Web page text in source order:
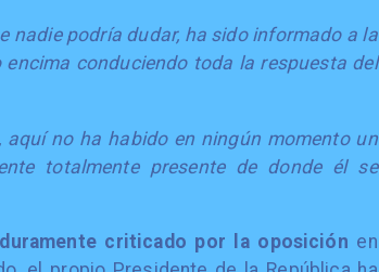
nadie podría dudar, ha sido informado a la
conduciendo toda la respuesta del
aquí no ha habido en ningún momento un
totalmente presente de donde él se
duramente criticado por la oposición en